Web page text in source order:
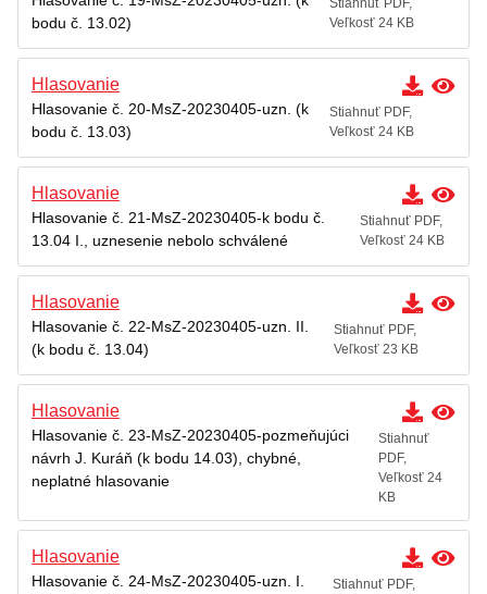
bodu č. 13.02)
Stiahnuť PDF,
Veľkosť 24 KB
Hlasovanie
Hlasovanie č. 20-MsZ-20230405-uzn. (k
bodu č. 13.03)
Stiahnuť PDF,
Veľkosť 24 KB
Hlasovanie
Hlasovanie č. 21-MsZ-20230405-k bodu č.
13.04 I., uznesenie nebolo schválené
Stiahnuť PDF,
Veľkosť 24 KB
Hlasovanie
Hlasovanie č. 22-MsZ-20230405-uzn. II.
(k bodu č. 13.04)
Stiahnuť PDF,
Veľkosť 23 KB
Hlasovanie
Hlasovanie č. 23-MsZ-20230405-pozmeňujúci
návrh J. Kuráň (k bodu 14.03), chybné,
neplatné hlasovanie
Stiahnuť
PDF,
Veľkosť 24
KB
Hlasovanie
Hlasovanie č. 24-MsZ-20230405-uzn. I.
Stiahnuť PDF,